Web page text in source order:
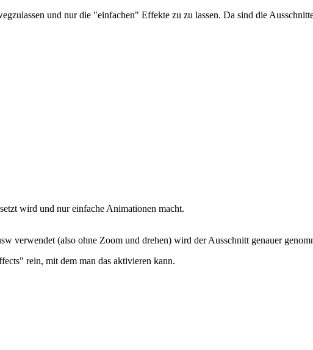
und nur die "einfachen" Effekte zu zu lassen. Da sind die
wird und nur einfache Animationen macht.
verwendet (also ohne Zoom und drehen) wird der Ausschnitt genauer
rein, mit dem man das aktivieren kann.